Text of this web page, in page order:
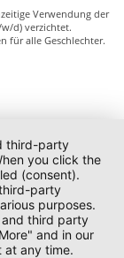
Verwendung der
d) verzichtet.
für alle Geschlechter.
third-party
you click the
(consent).
party
purposes.
and third party
and in our
at any time.